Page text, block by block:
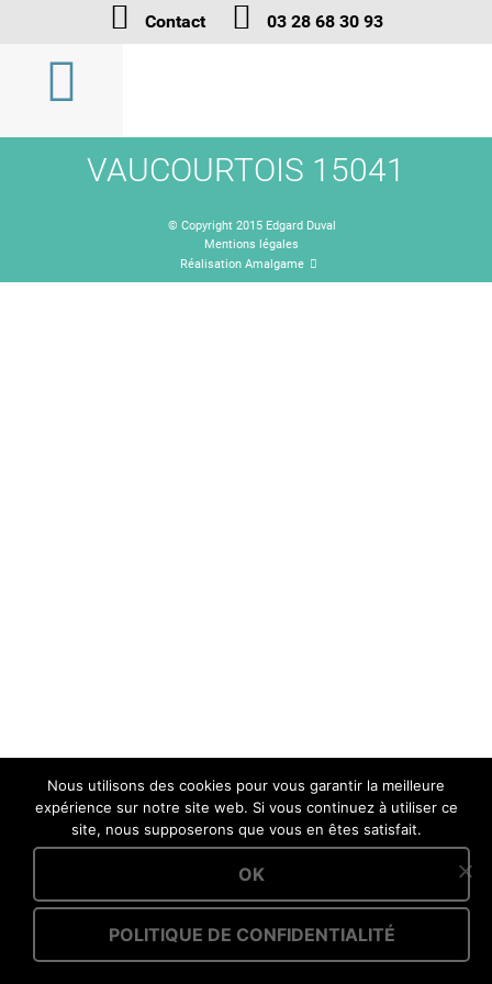
Contact 03 28 68 30 93
VAUCOURTOIS 15041
© Copyright 2015 Edgard Duval
Mentions légales
Réalisation Amalgame
Nous utilisons des cookies pour vous garantir la meilleure
expérience sur notre site web. Si vous continuez à utiliser ce
site, nous supposerons que vous en êtes satisfait.
OK
POLITIQUE DE CONFIDENTIALITÉ